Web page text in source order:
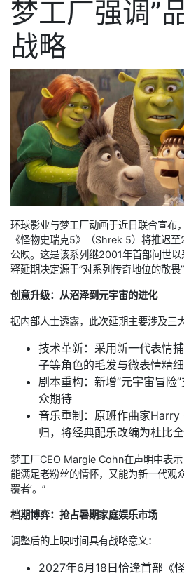
梦工厂强调”
战略
环球影业与梦工厂动画于近日联合宣布
《怪物史瑞克5》（Shrek 5）将推迟
公映。这是该系列继2001年首部问世
释延期决定源于”对系列传奇地位的敬畏
创意升级：从沼泽到元宇宙的进化
据内部人士透露，此次延期主要涉及三
技术革新：采用新一代表情
子等角色的毛发与微表情精
剧本重构：新增”元宇宙冒险
众期待
音乐重制：原班作曲家
归，将经典配乐改编为杜比
梦工厂CEO Margie Cohn在声明中表
能满足老粉丝的情怀，又能为新一代观
覆者’。”
档期博弈：抢占暑期家庭娱乐市场
调整后的上映时间具有战略意义：
2027年6月18日恰逢首部《